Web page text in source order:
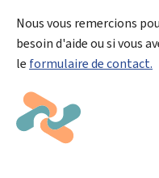
Nous vous remercions
besoin d'aide ou si vous
le formulaire de contact.